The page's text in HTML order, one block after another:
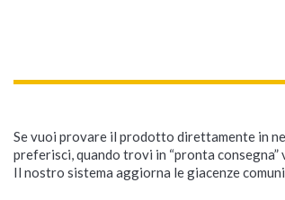
Se vuoi provare il prodotto direttamente in
preferisci, quando trovi in “pronta
Il nostro sistema aggiorna le giacenze